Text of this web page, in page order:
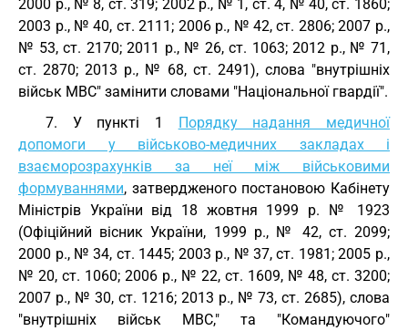
2000 р., № 8, ст. 319; 2002 р., № 1, ст. 4, № 40, ст. 1860;
2003 р., № 40, ст. 2111; 2006 р., № 42, ст. 2806; 2007 р.,
№ 53, ст. 2170; 2011 р., № 26, ст. 1063; 2012 р., № 71,
ст. 2870; 2013 р., № 68, ст. 2491), слова "внутрішніх
військ МВС" замінити словами "Національної гвардії".
7. У пункті 1 Порядку надання медичної
допомоги у військово-медичних закладах і
взаєморозрахунків за неї між військовими
формуваннями, затвердженого постановою Кабінету
Міністрів України від 18 жовтня 1999 р. № 1923
(Офіційний вісник України, 1999 p., № 42, ст. 2099;
2000 р., № 34, ст. 1445; 2003 p., № 37, ст. 1981; 2005 р.,
№ 20, ст. 1060; 2006 p., № 22, ст. 1609, № 48, ст. 3200;
2007 р., № 30, ст. 1216; 2013 р., № 73, ст. 2685), слова
"внутрішніх військ МВС," та "Командуючого"